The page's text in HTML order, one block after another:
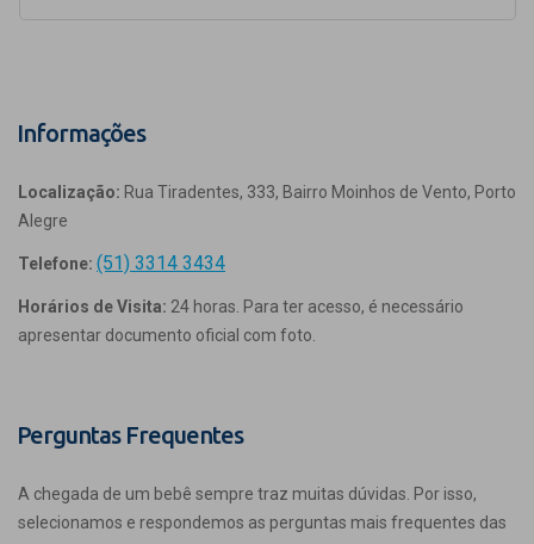
Informações
Localização: Rua Tiradentes, 333, Bairro Moinhos de Vento, Porto
Alegre
Telefone: (51) 3314 3434
Horários de Visita: 24 horas. Para ter acesso, é necessário
apresentar documento oficial com foto.
Perguntas Frequentes
A chegada de um bebê sempre traz muitas dúvidas. Por isso,
selecionamos e respondemos as perguntas mais frequentes das